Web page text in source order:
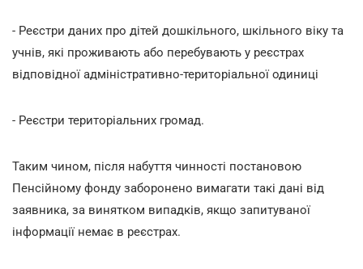
- Реєстри даних про дітей дошкільного, шкільного віку та
учнів, які проживають або перебувають у реєстрах
відповідної адміністративно-територіальної одиниці
- Реєстри територіальних громад.
Таким чином, після набуття чинності постановою
Пенсійному фонду заборонено вимагати такі дані від
заявника, за винятком випадків, якщо запитуваної
інформації немає в реєстрах.